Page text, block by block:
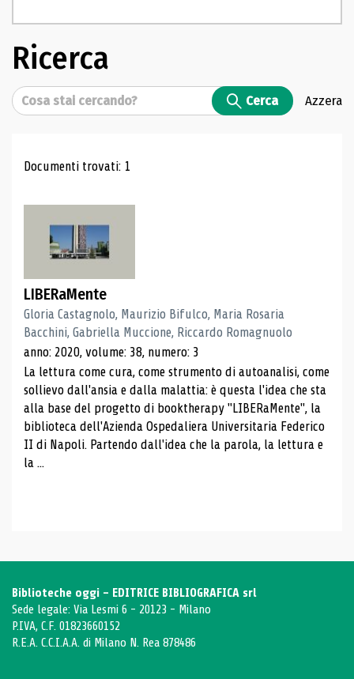
Ricerca
Cerca Cerca Azzera
Risultati di ricerca
Documenti trovati: 1
LIBERaMente
Gloria Castagnolo, Maurizio Bifulco, Maria Rosaria
Bacchini, Gabriella Muccione, Riccardo Romagnuolo
anno: 2020, volume: 38, numero: 3
La lettura come cura, come strumento di autoanalisi, come
sollievo dall'ansia e dalla malattia: è questa l'idea che sta
alla base del progetto di booktherapy "LIBERaMente", la
biblioteca dell'Azienda Ospedaliera Universitaria Federico
II di Napoli. Partendo dall'idea che la parola, la lettura e
la ...
Biblioteche oggi - EDITRICE BIBLIOGRAFICA srl
Sede legale: Via Lesmi 6 - 20123 - Milano
P.IVA, C.F. 01823660152
R.E.A. C.C.I.A.A. di Milano N. Rea 878486